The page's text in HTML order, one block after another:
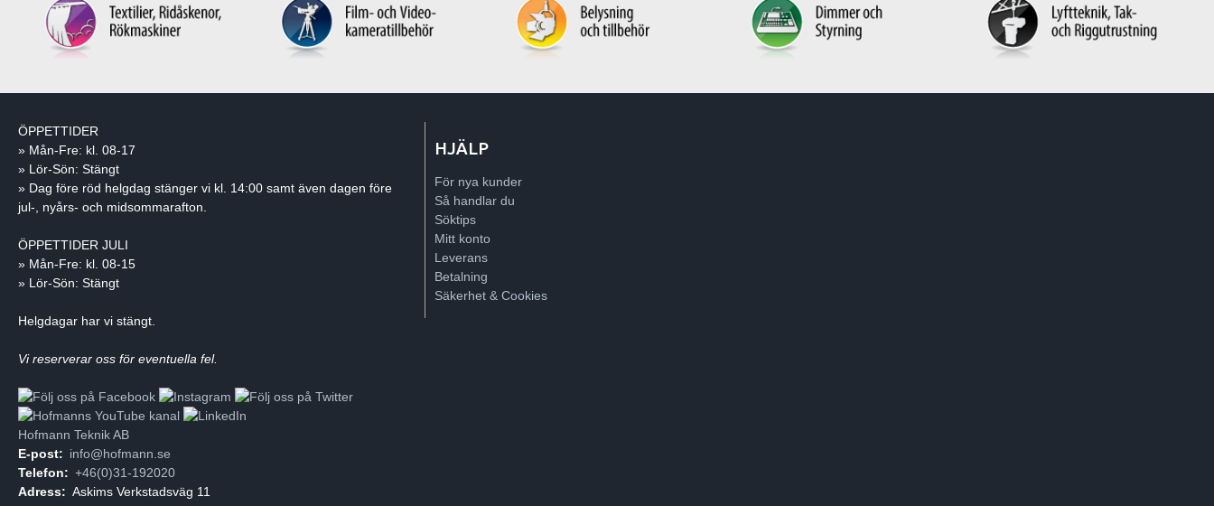
ÖPPETTIDER
» Mån-Fre: kl. 08-17
» Lör-Sön: Stängt
» Dag före röd helgdag stänger vi kl. 14:00 samt även dagen före
jul-, nyårs- och midsommarafton.
ÖPPETTIDER JULI
» Mån-Fre: kl. 08-15
» Lör-Sön: Stängt
Helgdagar har vi stängt.
Vi reserverar oss för eventuella fel.
Hofmann Teknik AB
E-post: info@hofmann.se
Telefon: +46(0)31-192020
Adress: Askims Verkstadsväg 11
HJÄLP
För nya kunder
Så handlar du
Söktips
Mitt konto
Leverans
Betalning
Säkerhet & Cookies